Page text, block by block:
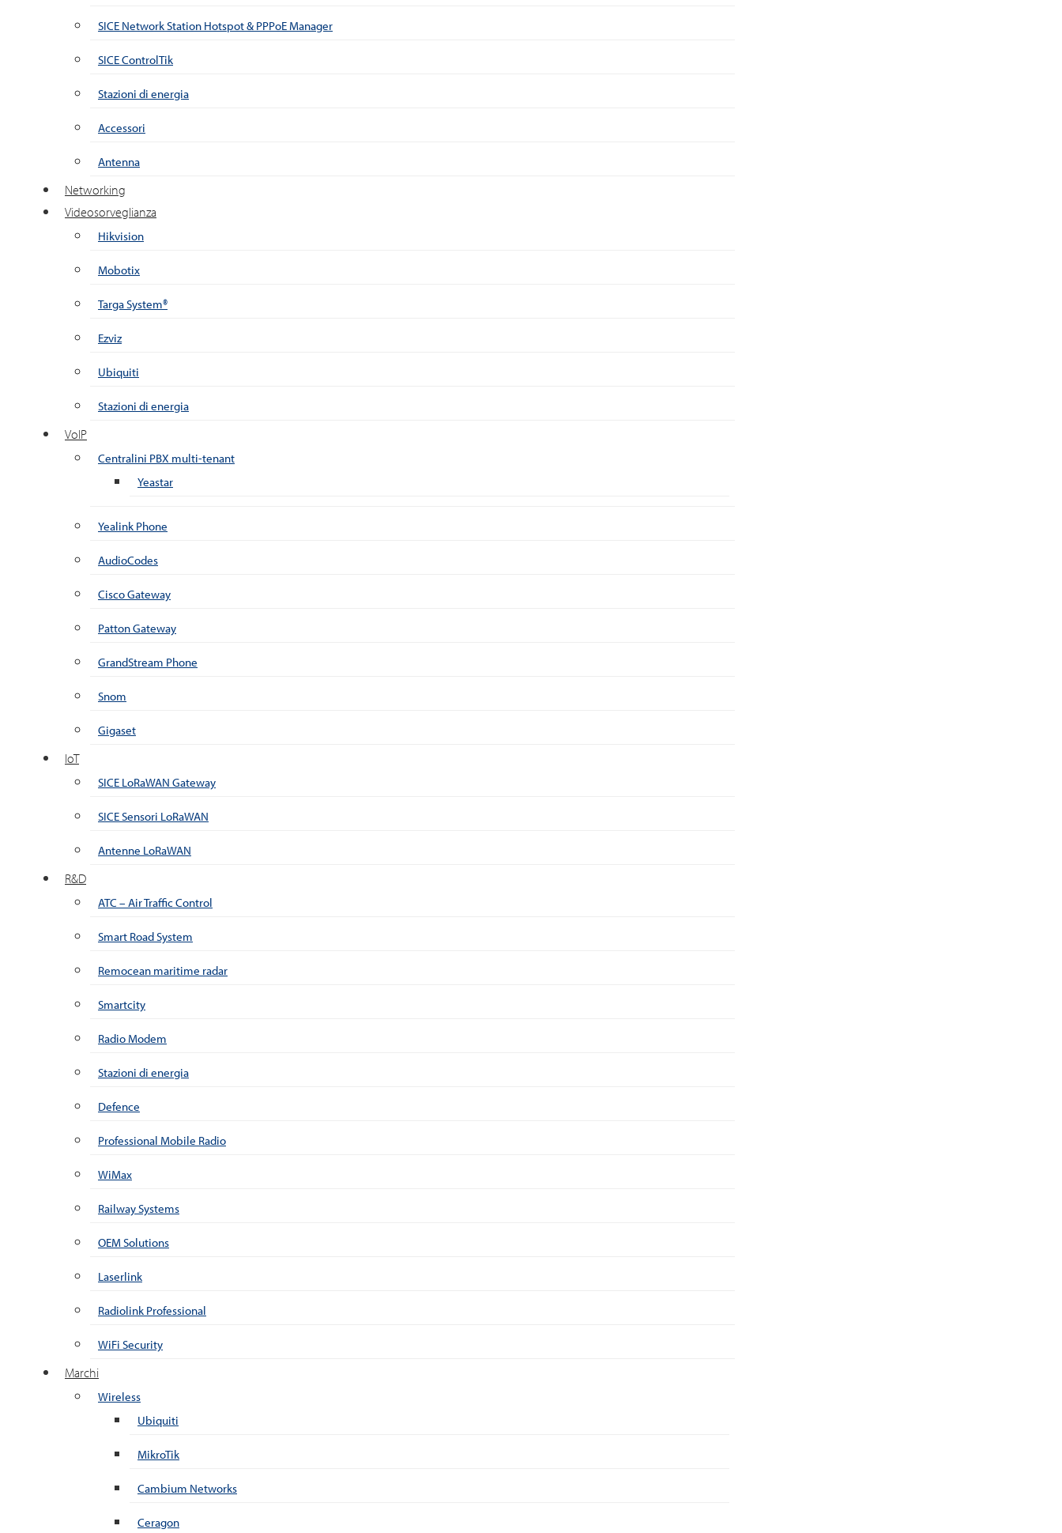
SICE Network Station Hotspot & PPPoE Manager
SICE ControlTik
Stazioni di energia
Accessori
Antenna
Networking
Videosorveglianza
Hikvision
Mobotix
Targa System®
Ezviz
Ubiquiti
Stazioni di energia
VoIP
Centralini PBX multi-tenant
Yeastar
Yealink Phone
AudioCodes
Cisco Gateway
Patton Gateway
GrandStream Phone
Snom
Gigaset
IoT
SICE LoRaWAN Gateway
SICE Sensori LoRaWAN
Antenne LoRaWAN
R&D
ATC – Air Traffic Control
Smart Road System
Remocean maritime radar
Smartcity
Radio Modem
Stazioni di energia
Defence
Professional Mobile Radio
WiMax
Railway Systems
OEM Solutions
Laserlink
Radiolink Professional
WiFi Security
Marchi
Wireless
Ubiquiti
MikroTik
Cambium Networks
Ceragon